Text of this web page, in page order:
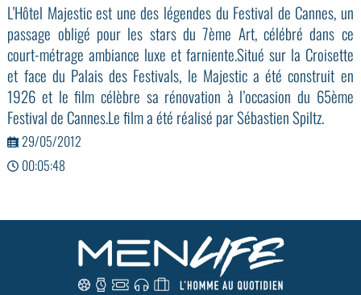
L’Hôtel Majestic est une des légendes du Festival de Cannes, un
passage obligé pour les stars du 7ème Art, célébré dans ce
court-métrage ambiance luxe et farniente.Situé sur la Croisette
et face du Palais des Festivals, le Majestic a été construit en
1926 et le film célèbre sa rénovation à l’occasion du 65ème
Festival de Cannes.Le film a été réalisé par Sébastien Spiltz.
29/05/2012
00:05:48